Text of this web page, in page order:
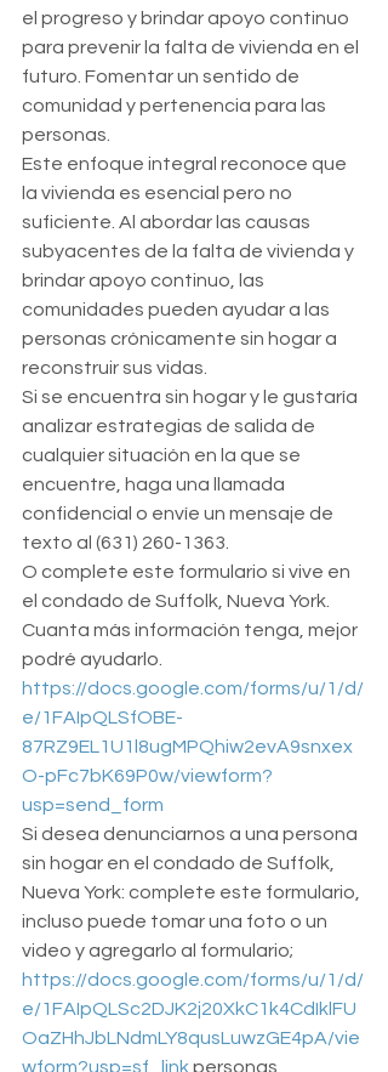
el progreso y brindar apoyo continuo
para prevenir la falta de vivienda en el
futuro. Fomentar un sentido de
comunidad y pertenencia para las
personas.
Este enfoque integral reconoce que
la vivienda es esencial pero no
suficiente. Al abordar las causas
subyacentes de la falta de vivienda y
brindar apoyo continuo, las
comunidades pueden ayudar a las
personas crónicamente sin hogar a
reconstruir sus vidas.
Si se encuentra sin hogar y le gustaría
analizar estrategias de salida de
cualquier situación en la que se
encuentre, haga una llamada
confidencial o envíe un mensaje de
texto al (631) 260-1363.
O complete este formulario si vive en
el condado de Suffolk, Nueva York.
Cuanta más información tenga, mejor
podré ayudarlo.
https://docs.google.com/forms/u/1/d/
e/1FAIpQLSfOBE-
87RZ9EL1U1l8ugMPQhiw2evA9snxex
O-pFc7bK69P0w/viewform?
usp=send_form
Si desea denunciarnos a una persona
sin hogar en el condado de Suffolk,
Nueva York: complete este formulario,
incluso puede tomar una foto o un
video y agregarlo al formulario;
https://docs.google.com/forms/u/1/d/
e/1FAIpQLSc2DJK2j20XkC1k4CdIklFU
OaZHhJbLNdmLY8qusLuwzGE4pA/vie
wform?usp=sf_link personas